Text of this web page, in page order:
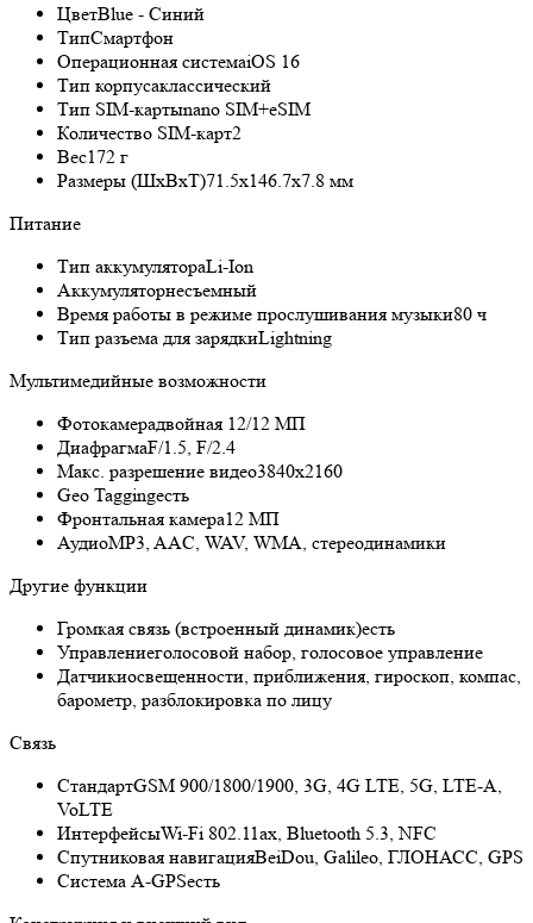
ЦветBlue - Синий
ТипСмартфон
Операционная системаiOS 16
Тип корпусаклассический
Тип SIM-картыnano SIM+eSIM
Количество SIM-карт2
Вес172 г
Размеры (ШxВxТ)71.5x146.7x7.8 мм
Питание
Тип аккумулятораLi-Ion
Аккумуляторнесъемный
Время работы в режиме прослушивания музыки80 ч
Тип разъема для зарядкиLightning
Мультимедийные возможности
Фотокамерадвойная 12/12 МП
ДиафрагмаF/1.5, F/2.4
Макс. разрешение видео3840x2160
Geo Taggingесть
Фронтальная камера12 МП
АудиоMP3, AAC, WAV, WMA, стереодинамики
Другие функции
Громкая связь (встроенный динамик)есть
Управлениеголосовой набор, голосовое управление
Датчикиосвещенности, приближения, гироскоп, компас,
барометр, разблокировка по лицу
Связь
СтандартGSM 900/1800/1900, 3G, 4G LTE, 5G, LTE-A,
VoLTE
ИнтерфейсыWi-Fi 802.11ax, Bluetooth 5.3, NFC
Спутниковая навигацияBeiDou, Galileo, ГЛОНАСС, GPS
Cистема A-GPSесть